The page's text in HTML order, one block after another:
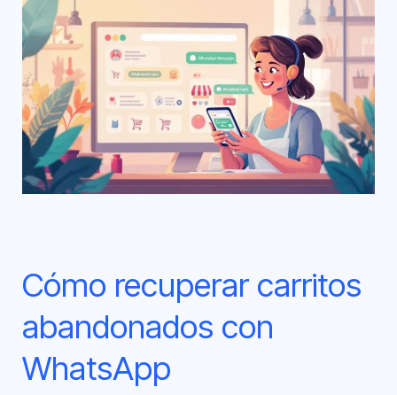
Cómo recuperar carritos
abandonados con
WhatsApp
Cómo
recuperar
carritos
abandonados
con
WhatsApp